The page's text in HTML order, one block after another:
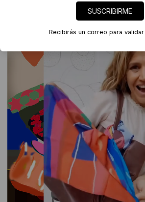
SUSCRIBIRME
Recibirás un correo para validar